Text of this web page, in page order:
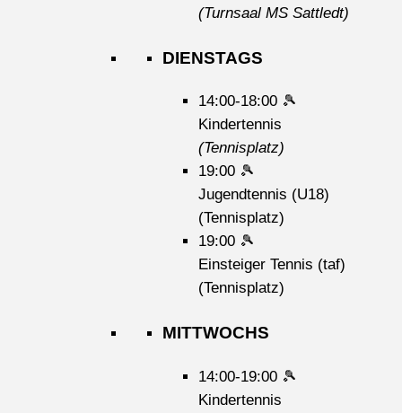
(Turnsaal MS Sattledt)
DIENSTAGS
14:00-18:00 🎾
Kindertennis
(Tennisplatz)
19:00 🎾
Jugendtennis (U18)
(Tennisplatz)
19:00 🎾
Einsteiger Tennis (taf)
(Tennisplatz)
MITTWOCHS
14:00-19:00 🎾
Kindertennis